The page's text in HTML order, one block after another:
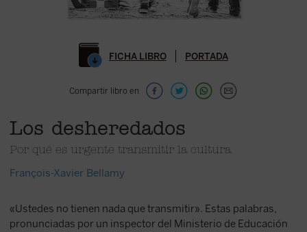
FICHA LIBRO PORTADA
Compartir libro en
Los desheredados
Por qué es urgente transmitir la cultura
François-Xavier Bellamy
«Ustedes no tienen nada que transmitir». Estas palabras,
pronunciadas por un inspector del Ministerio de Educación